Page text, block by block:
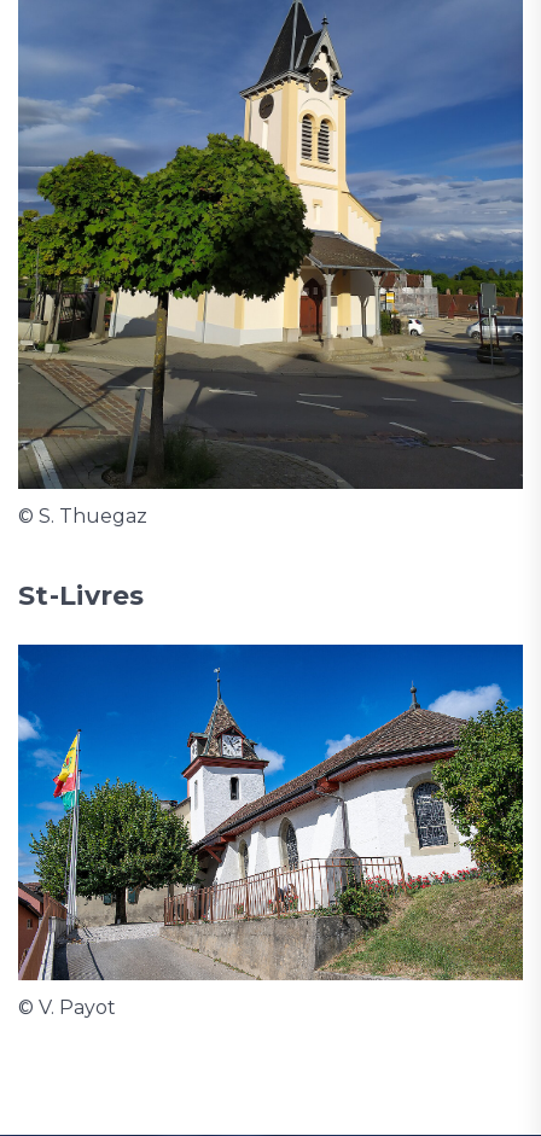
© S. Thuegaz
St-Livres
© V. Payot